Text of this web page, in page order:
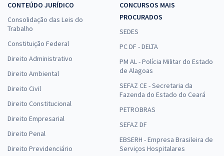
CONTEÚDO JURÍDICO
Consolidação das Leis do
Trabalho
Constituição Federal
Direito Administrativo
Direito Ambiental
Direito Civil
Direito Constitucional
Direito Empresarial
Direito Penal
Direito Previdenciário
CONCURSOS MAIS
PROCURADOS
SEDES
PC DF - DELTA
PM AL - Polícia Militar do Estado
de Alagoas
SEFAZ CE - Secretaria da
Fazenda do Estado do Ceará
PETROBRAS
SEFAZ DF
EBSERH - Empresa Brasileira de
Serviços Hospitalares